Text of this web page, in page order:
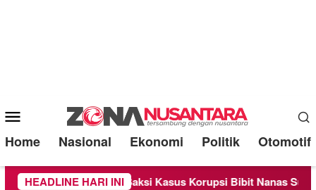
Mobile
Menu
Home Nasional Ekonomi Politik Otomotif
HEADLINE HARI INI
Saksi Kasus Korupsi Bibit Nanas Sulsel Rp 52,4 Miliar